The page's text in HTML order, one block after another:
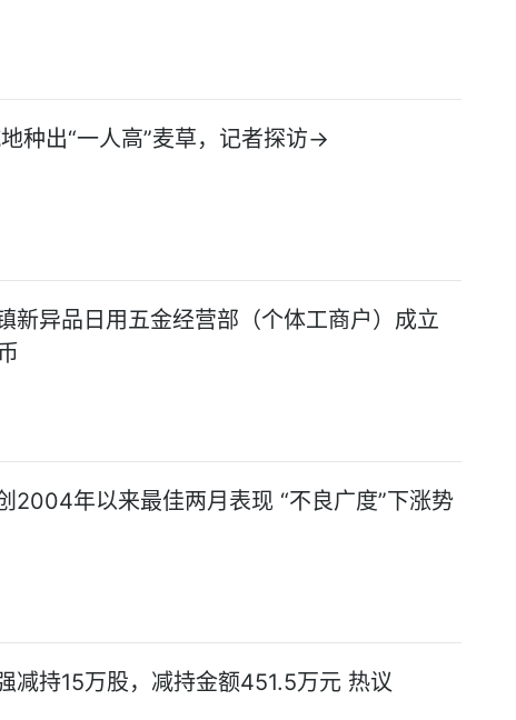
种出“一人高”麦草，记者探访→
新异品日用五金经营部（个体工商户）成立
2004年以来最佳两月表现 “不良广度”下涨势
减持15万股，减持金额451.5万元 热议